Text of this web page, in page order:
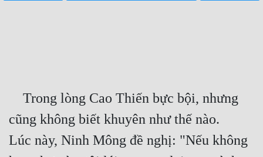
Truyện Convert
Truyện Dịch
Truyện Nhập Môn
cũng không biết khuyên như thế nào.
Lúc này, Ninh Mông đề nghị: "Nếu không